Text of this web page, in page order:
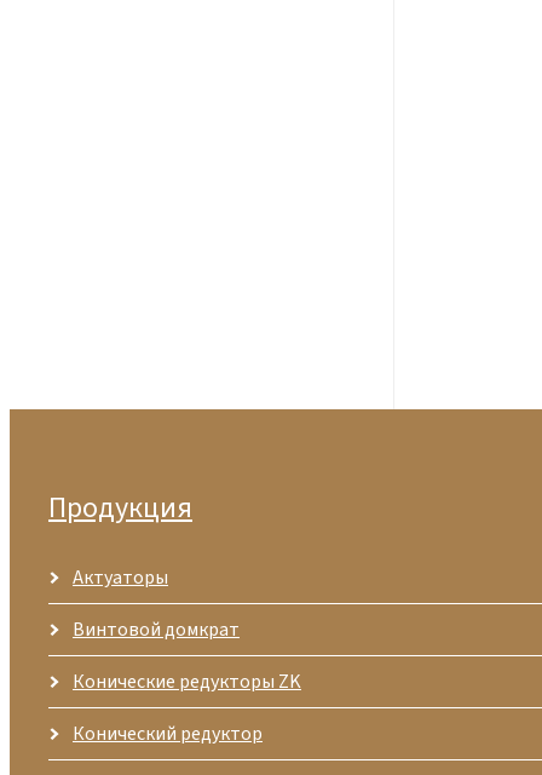
Продукция
Актуаторы
Винтовой домкрат
Конические редукторы ZK
Конический редуктор